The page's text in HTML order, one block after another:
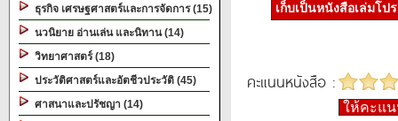
ธุรกิจ เศรษฐศาสตร์และการจัดการ (15)
นวนิยาย อ่านเล่น และนิทาน (14)
วิทยาศาสตร์ (18)
ประวัติศาสตร์และอัตชีวประวัติ (45)
ศาสนาและปรัชญา (14)
เก็บเป็นหนังสือเล่มโป
คะแนนหนังสือ :
ให้คะแ